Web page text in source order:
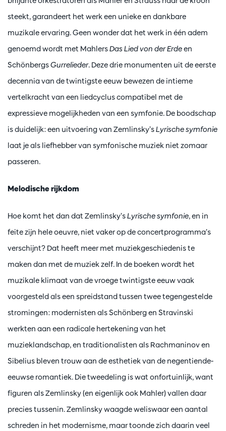
steekt, garandeert het werk een unieke en dankbare
muzikale ervaring. Geen wonder dat het werk in één adem
genoemd wordt met MahlersDas Lied von der Erdeen
SchönbergsGurrelieder. Deze drie monumenten uit de eerste
decennia van de twintigste eeuw bewezen de intieme
vertelkracht van een liedcyclus compatibel met de
expressieve mogelijkheden van een symfonie. De boodschap
is duidelijk: een uitvoering van Zemlinsky’sLyrische symfonie
laat je als liefhebber van symfonische muziek niet zomaar
passeren.
Melodische rijkdom
Hoe komt het dan dat Zemlinsky’sLyrische symfonie, en in
feite zijn hele oeuvre, niet vaker op de concertprogramma’s
verschijnt? Dat heeft meer met muziekgeschiedenis te
maken dan met de muziek zelf. In de boeken wordt het
muzikale klimaat van de vroege twintigste eeuw vaak
voorgesteld als een spreidstand tussen twee tegengestelde
stromingen: modernisten als Schönberg en Stravinski
werkten aan een radicale hertekening van het
muzieklandschap, en traditionalisten als Rachmaninov en
Sibelius bleven trouw aan de esthetiek van de negentiende-
eeuwse romantiek. Die tweedeling is wat onfortuinlijk, want
figuren als Zemlinsky (en eigenlijk ook Mahler) vallen daar
precies tussenin. Zemlinsky waagde weliswaar een aantal
schreden in het modernisme, maar toonde zich daarin veel